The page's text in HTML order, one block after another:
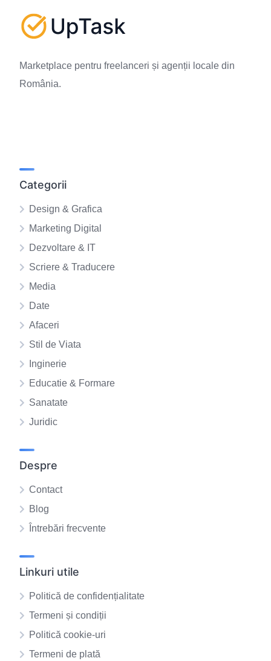
Marketplace pentru freelanceri și agenții locale din
România.
Categorii
Design & Grafica
Marketing Digital
Dezvoltare & IT
Scriere & Traducere
Media
Date
Afaceri
Stil de Viata
Inginerie
Educatie & Formare
Sanatate
Juridic
Despre
Contact
Blog
Întrebări frecvente
Linkuri utile
Politică de confidențialitate
Termeni și condiții
Politică cookie-uri
Termeni de plată